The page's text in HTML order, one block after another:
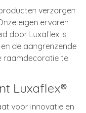
verzorgen
eigen ervaren
door Luxaflex is
de aangrenzende
raamdecoratie te
Luxaflex®
voor innovatie en